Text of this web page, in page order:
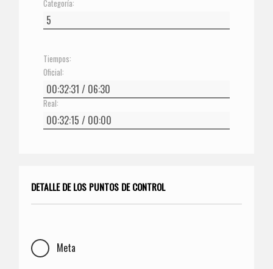
Categoría:
Tiempos:
Oficial:
Real:
DETALLE DE LOS PUNTOS DE CONTROL
Meta